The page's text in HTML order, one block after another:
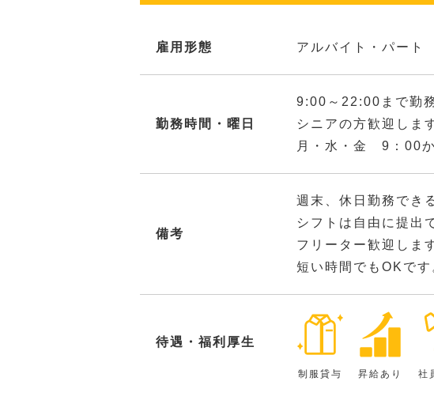
雇用形態 アルバイト・パート
勤務時間・曜日
9:00～22:00まで勤
シニアの方歓迎しま
月・水・金 9：00か
備考
週末、休日勤務でき
シフトは自由に提出
フリーター歓迎しま
短い時間でもOKです
待遇・福利厚生
制服貸与 昇給あり 社